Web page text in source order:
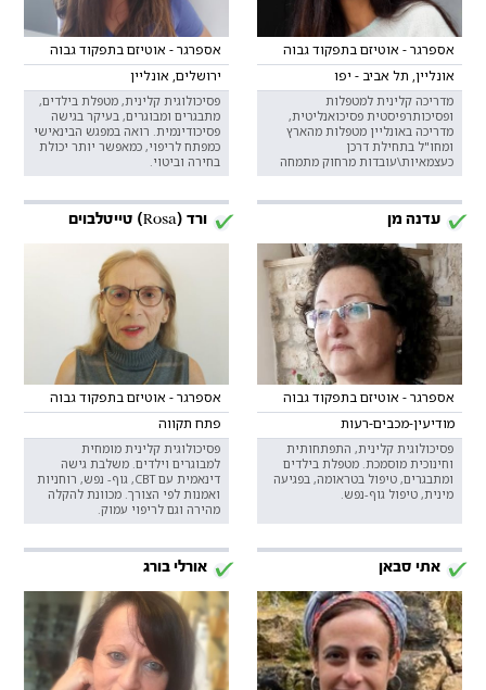
אספרגר - אוטיזם בתפקוד גבוה
אונליין, תל אביב - יפו
מדריכה קלינית למטפלות
ופסיכותרפיסטית פסיכואנליטית,
מדריכה באונליין מטפלות מהארץ
ומחו"ל בתחילת דרכן
כעצמאיות\עובדות מרחוק מתמחה
אספרגר - אוטיזם בתפקוד גבוה
ירושלים, אונליין
פסיכולוגית קלינית, מטפלת בילדים,
מתבגרים ומבוגרים, בעיקר בגישה
פסיכודינמית. רואה במפגש הבינאישי
כמפתח לריפוי, כמאפשר יותר יכולת
בחירה וביטוי.
עדנה מן
אספרגר - אוטיזם בתפקוד גבוה
מודיעין-מכבים-רעות
פסיכולוגית קלינית, התפתחותית
וחינוכית מוסמכת. מטפלת בילדים
ומתבגרים, טיפול בטראומה, בפגיעה
מינית, טיפול גוף-נפש.
ורד (Rosa) טייטלבוים
אספרגר - אוטיזם בתפקוד גבוה
פתח תקווה
פסיכולוגית קלינית מומחית
למבוגרים וילדים. משלבת גישה
דינאמית עם CBT, גוף- נפש, רוחניות
ואמנות לפי הצורך. מכוונת להקלה
מהירה וגם לריפוי עמוק.
אתי סבאן אורלי בורג